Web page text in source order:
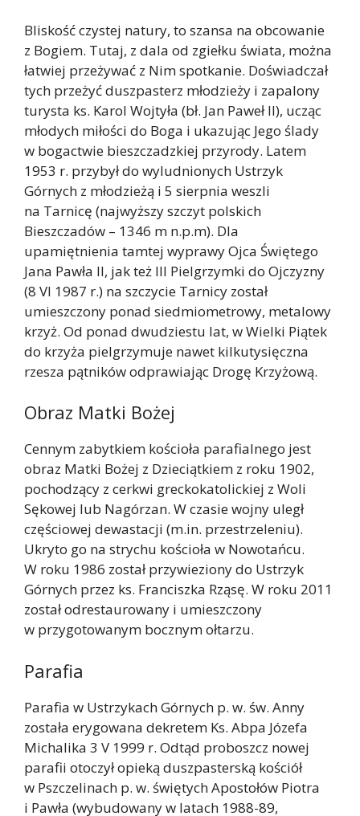
Bliskość czystej natury, to szansa na obcowanie
z Bogiem. Tutaj, z dala od zgiełku świata, można
łatwiej przeżywać z Nim spotkanie. Doświadczał
tych przeżyć duszpasterz młodzieży i zapalony
turysta ks. Karol Wojtyła (bł. Jan Paweł II), ucząc
młodych miłości do Boga i ukazując Jego ślady
w bogactwie bieszczadzkiej przyrody. Latem
1953 r. przybył do wyludnionych Ustrzyk
Górnych z młodzieżą i 5 sierpnia weszli
na Tarnicę (najwyższy szczyt polskich
Bieszczadów – 1346 m n.p.m). Dla
upamiętnienia tamtej wyprawy Ojca Świętego
Jana Pawła II, jak też III Pielgrzymki do Ojczyzny
(8 VI 1987 r.) na szczycie Tarnicy został
umieszczony ponad siedmiometrowy, metalowy
krzyż. Od ponad dwudziestu lat, w Wielki Piątek
do krzyża pielgrzymuje nawet kilkutysięczna
rzesza pątników odprawiając Drogę Krzyżową.
Obraz Matki Bożej
Cennym zabytkiem kościoła parafialnego jest
obraz Matki Bożej z Dzieciątkiem z roku 1902,
pochodzący z cerkwi greckokatolickiej z Woli
Sękowej lub Nagórzan. W czasie wojny uległ
częściowej dewastacji (m.in. przestrzeleniu).
Ukryto go na strychu kościoła w Nowotańcu.
W roku 1986 został przywieziony do Ustrzyk
Górnych przez ks. Franciszka Rząsę. W roku 2011
został odrestaurowany i umieszczony
w przygotowanym bocznym ołtarzu.
Parafia
Parafia w Ustrzykach Górnych p. w. św. Anny
została erygowana dekretem Ks. Abpa Józefa
Michalika 3 V 1999 r. Odtąd proboszcz nowej
parafii otoczył opieką duszpasterską kościół
w Pszczelinach p. w. świętych Apostołów Piotra
i Pawła (wybudowany w latach 1988-89,